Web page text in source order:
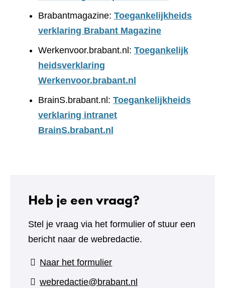
Brabantmagazine: Toegankelijkheids
verklaring Brabant Magazine
Werkenvoor.brabant.nl: Toegankelijk
heidsverklaring
Werkenvoor.brabant.nl
BrainS.brabant.nl: Toegankelijkheids
verklaring intranet
BrainS.brabant.nl
Heb je een vraag?
Stel je vraag via het formulier of stuur een
bericht naar de webredactie.
Naar het formulier(verwijst
naar
webredactie@brabant.nl